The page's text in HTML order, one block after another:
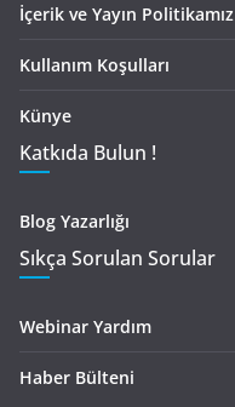
İçerik ve Yayın Politikamız
Kullanım Koşulları
Künye
Katkıda Bulun !
Blog Yazarlığı
Sıkça Sorulan Sorular
Webinar Yardım
Haber Bülteni